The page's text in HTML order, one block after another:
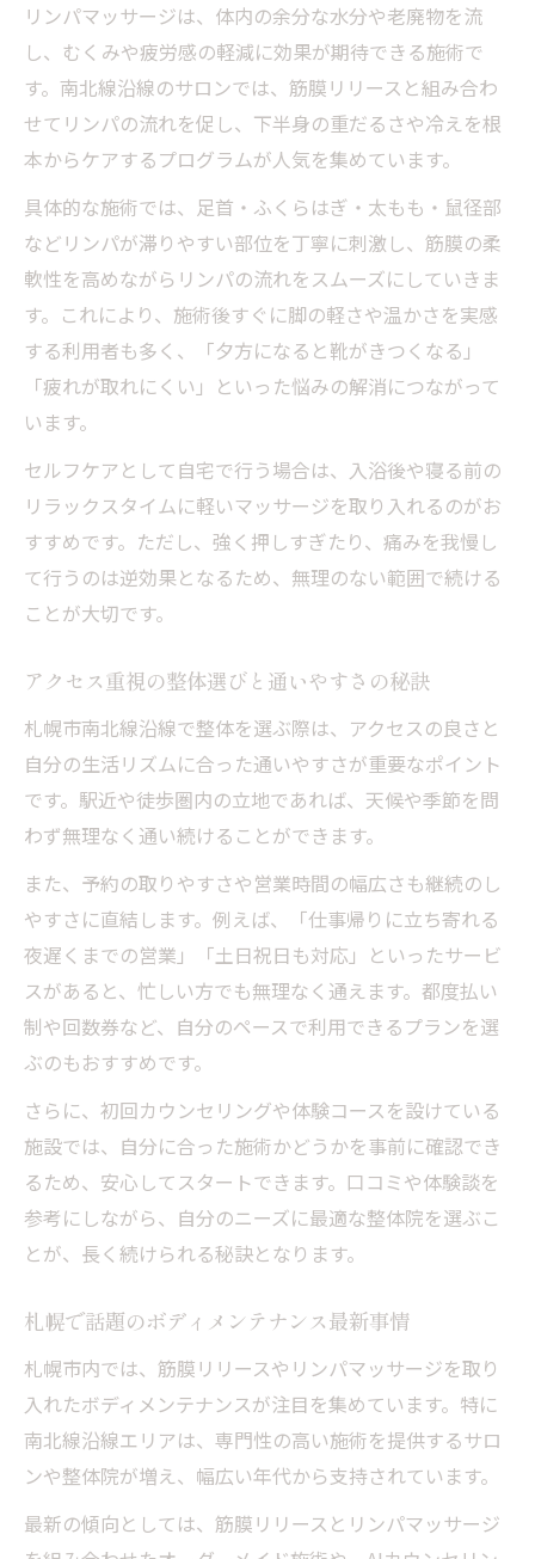
リンパマッサージは、体内の余分な水分や老廃物を流
し、むくみや疲労感の軽減に効果が期待できる施術で
す。南北線沿線のサロンでは、筋膜リリースと組み合わ
せてリンパの流れを促し、下半身の重だるさや冷えを根
本からケアするプログラムが人気を集めています。
具体的な施術では、足首・ふくらはぎ・太もも・鼠径部
などリンパが滞りやすい部位を丁寧に刺激し、筋膜の柔
軟性を高めながらリンパの流れをスムーズにしていきま
す。これにより、施術後すぐに脚の軽さや温かさを実感
する利用者も多く、「夕方になると靴がきつくなる」
「疲れが取れにくい」といった悩みの解消につながって
います。
セルフケアとして自宅で行う場合は、入浴後や寝る前の
リラックスタイムに軽いマッサージを取り入れるのがお
すすめです。ただし、強く押しすぎたり、痛みを我慢し
て行うのは逆効果となるため、無理のない範囲で続ける
ことが大切です。
アクセス重視の整体選びと通いやすさの秘訣
札幌市南北線沿線で整体を選ぶ際は、アクセスの良さと
自分の生活リズムに合った通いやすさが重要なポイント
です。駅近や徒歩圏内の立地であれば、天候や季節を問
わず無理なく通い続けることができます。
また、予約の取りやすさや営業時間の幅広さも継続のし
やすさに直結します。例えば、「仕事帰りに立ち寄れる
夜遅くまでの営業」「土日祝日も対応」といったサービ
スがあると、忙しい方でも無理なく通えます。都度払い
制や回数券など、自分のペースで利用できるプランを選
ぶのもおすすめです。
さらに、初回カウンセリングや体験コースを設けている
施設では、自分に合った施術かどうかを事前に確認でき
るため、安心してスタートできます。口コミや体験談を
参考にしながら、自分のニーズに最適な整体院を選ぶこ
とが、長く続けられる秘訣となります。
札幌で話題のボディメンテナンス最新事情
札幌市内では、筋膜リリースやリンパマッサージを取り
入れたボディメンテナンスが注目を集めています。特に
南北線沿線エリアは、専門性の高い施術を提供するサロ
ンや整体院が増え、幅広い年代から支持されています。
最新の傾向としては、筋膜リリースとリンパマッサージ